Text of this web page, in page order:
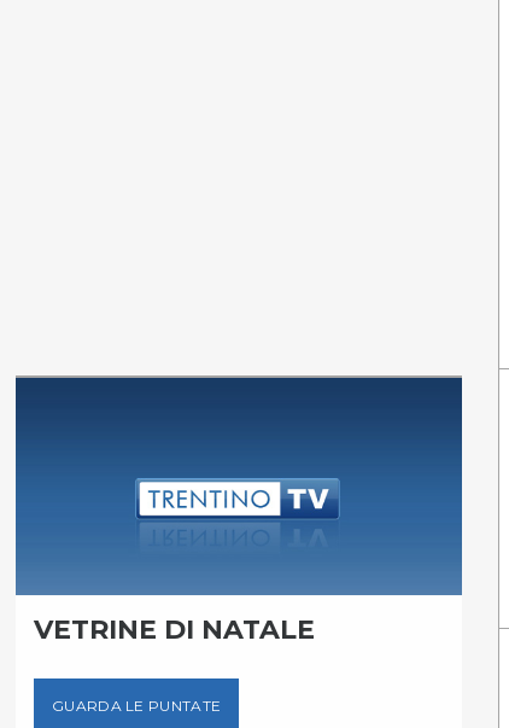
VETRINE DI NATALE
GUARDA LE PUNTATE